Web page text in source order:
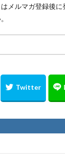
メルマガ登録後に
人吉 人吉
熊本工場
港
阿蘇グルメ
堂 鰻 麦わ